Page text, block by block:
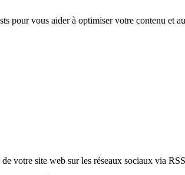
pour vous aider à optimiser votre contenu et
votre site web sur les réseaux sociaux via